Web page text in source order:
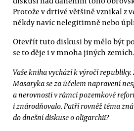
Protože v drtivé většině vznikal z
někdy navíc nelegitimně nebo
Otevřít tuto diskusi by mělo být
se to děje i v mnoha jiných zemích.
Vaše kniha vychází k výročí republiky.
Masaryka se za účelem napravení
a nerovnosti v rámci pozemkové
i znárodňovalo. Patří rovněž téma
do dnešní diskuse o oligarchii?